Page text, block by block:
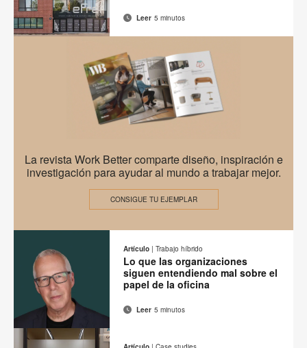
Compartir
Compartir
Compartir
Compartir
Linked-
CorreoImprimir
esta
página
Leer 5 minutos
Work
Better
–
A
New
Mindset
La revista Work Better comparte diseño, inspiración e
investigación para ayudar al mundo a trabajar mejor.
CONSIGUE TU EJEMPLAR
Compartir
Compartir
en
Compartir
en
Compartir
en
Correo
electrónico
Imprimir
Artículo | Trabajo híbrido
Lo que las organizaciones
siguen entendiendo mal sobre el
papel de la oficina
Leer 5 minutos